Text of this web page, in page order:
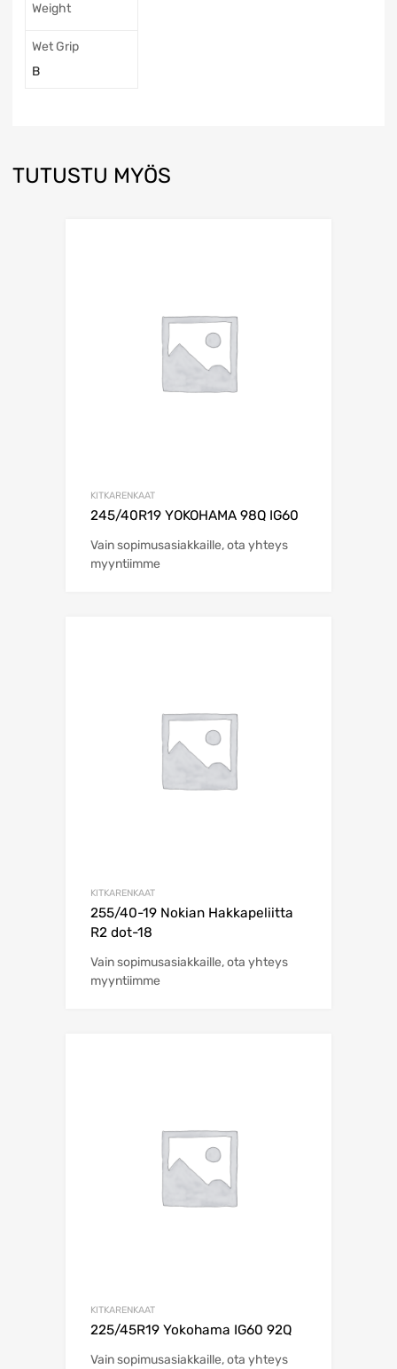
Weight
Wet Grip
B
TUTUSTU MYÖS
KITKARENKAAT
245/40R19 YOKOHAMA 98Q IG60
Vain sopimusasiakkaille, ota yhteys
myyntiimme
KITKARENKAAT
255/40-19 Nokian Hakkapeliitta
R2 dot-18
Vain sopimusasiakkaille, ota yhteys
myyntiimme
KITKARENKAAT
225/45R19 Yokohama IG60 92Q
Vain sopimusasiakkaille, ota yhteys